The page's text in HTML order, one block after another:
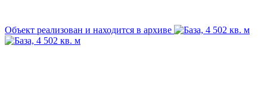
Объект реализован и находится в архиве